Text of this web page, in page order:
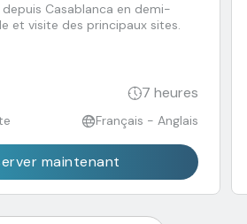
Casablanca en demi-
et visite des principaux sites.
7 heures
Français - Anglais
maintenant